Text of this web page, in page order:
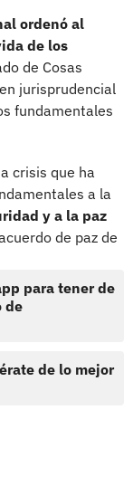
ordenó al
de los
de Cosas
jurisprudencial
fundamentales
crisis que ha
a la
y a la paz
de paz de
para tener de
de
de lo mejor